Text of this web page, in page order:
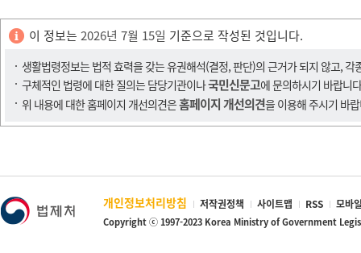
이 정보는 2026년 7월 15일 기준으로 작성된 것입니다.
생활법령정보는 법적 효력을 갖는 유권해석(결정, 판단)의 근거가 되지 않고,
구체적인 법령에 대한 질의는 담당기관이나국민신문고에 문의하시기 바랍니
위 내용에 대한 홈페이지 개선의견은홈페이지 개선의견을 이용해 주시기 바
개인정보처리방침 저작권정책 사이트맵 RSS 모바
Copyright ⓒ 1997-2023 Korea Ministry of Government